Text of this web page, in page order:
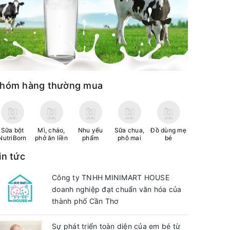
hàng thường mua
Sữa bột
Mì, cháo,
phở ăn liền
Nhu yếu
phẩm
Sữa chua,
phô mai
Đồ dùng mẹ
bé
tức
Công ty TNHH MINIMART HOUSE
doanh nghiệp đạt chuẩn văn hóa của
thành phố Cần Thơ
Sự phát triển toàn diện của em bé từ